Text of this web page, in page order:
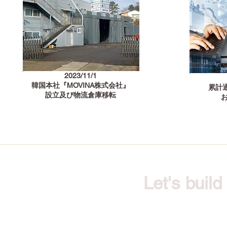
2023/11/1
韓国本社『MOVINA株式会社』
​設立及び物流倉庫移転
累計
Let's